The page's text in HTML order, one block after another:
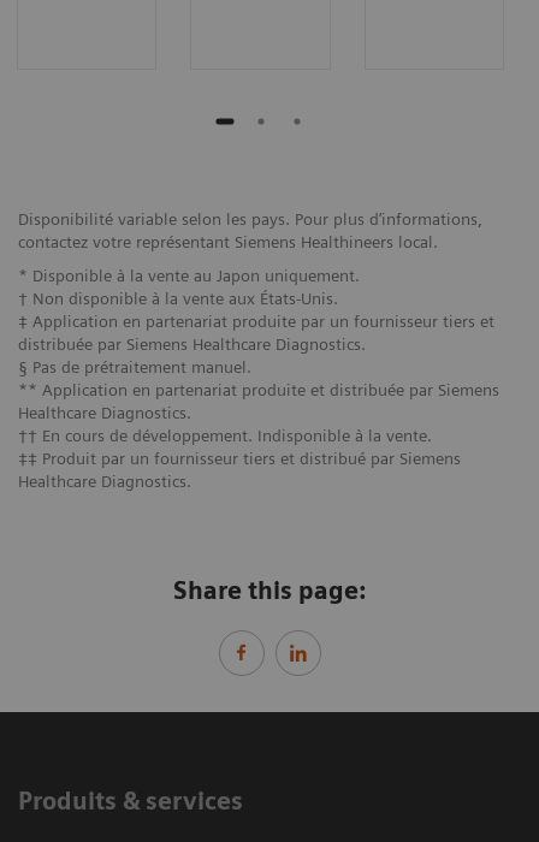
Disponibilité variable selon les pays. Pour plus d’informations,
contactez votre représentant Siemens Healthineers local.
* Disponible à la vente au Japon uniquement.
† Non disponible à la vente aux États-Unis.
‡ Application en partenariat produite par un fournisseur tiers et
distribuée par Siemens Healthcare Diagnostics.
§ Pas de prétraitement manuel.
** Application en partenariat produite et distribuée par Siemens
Healthcare Diagnostics.
†† En cours de développement. Indisponible à la vente.
‡‡ Produit par un fournisseur tiers et distribué par Siemens
Healthcare Diagnostics.
Share this page:
Produits & services